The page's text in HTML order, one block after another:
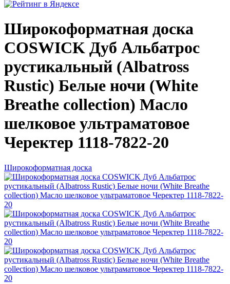
Широкоформатная доска
COSWICK Дуб Альбатрос
рустикальный (Albatross
Rustic) Белые ночи (White
Breathe collection) Масло
шелковое ультраматовое
Черектер 1118-7822-20
Широкоформатная доска